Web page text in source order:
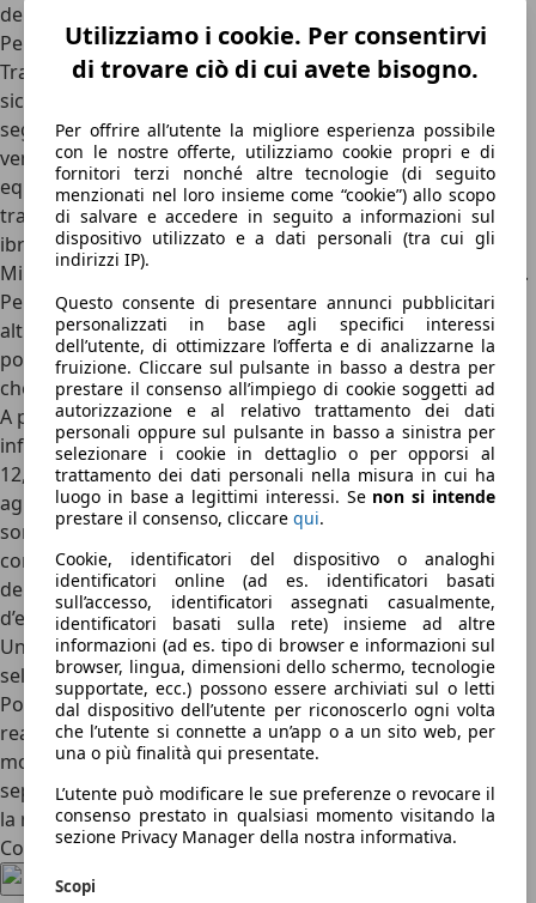
Utilizziamo i cookie. Per consentirvi
di trovare ciò di cui avete bisogno.
Per offrire all’utente la migliore esperienza possibile
con le nostre offerte, utilizziamo cookie propri e di
fornitori terzi nonché altre tecnologie (di seguito
menzionati nel loro insieme come “cookie”) allo scopo
di salvare e accedere in seguito a informazioni sul
dispositivo utilizzato e a dati personali (tra cui gli
indirizzi IP).
Questo consente di presentare annunci pubblicitari
personalizzati in base agli specifici interessi
dell’utente, di ottimizzare l’offerta e di analizzarne la
fruizione. Cliccare sul pulsante in basso a destra per
prestare il consenso all’impiego di cookie soggetti ad
autorizzazione e al relativo trattamento dei dati
personali oppure sul pulsante in basso a sinistra per
selezionare i cookie in dettaglio o per opporsi al
trattamento dei dati personali nella misura in cui ha
luogo in base a legittimi interessi. Se non si intende
prestare il consenso, cliccare qui.
Cookie, identificatori del dispositivo o analoghi
identificatori online (ad es. identificatori basati
sull’accesso, identificatori assegnati casualmente,
identificatori basati sulla rete) insieme ad altre
informazioni (ad es. tipo di browser e informazioni sul
browser, lingua, dimensioni dello schermo, tecnologie
supportate, ecc.) possono essere archiviati sul o letti
dal dispositivo dell’utente per riconoscerlo ogni volta
che l’utente si connette a un’app o a un sito web, per
una o più finalità qui presentate.
L’utente può modificare le sue preferenze o revocare il
consenso prestato in qualsiasi momento visitando la
sezione Privacy Manager della nostra informativa.
Scopi
dell’angolo cieco.
Perché scegliere la Qashqai e perché no
Tra i motivi per scegliere la nuova Nissan Qashqai ci sono
sicuramente la sua storia che lo pone come l’inventore del
segmento dei crossover, capace ancora dopo quasi
vent’anni di recitare la sua parte offrendo un giusto
equilibrio tra design sportivo, spazio interne e tecnologie
tra cui quelle di assistenza alla guida. Qashqai è solo
ibrido , anche se c’è una certa differenza tra iconsumidel
Mild Hybrid (6,2-7,1 l/100 km) e l’e-Power (5,1-5,3 l/100 km).
Per entrambe si distingue una buona guidabilità e
altrettanto comfort di marcia, con il vantaggio della
potenza maggiore e della maggiore reattività dell’e-Power
che si guida come un’elettrica.
A prescindere dalla motorizzazione, ilsistema di
infotainmentè all’avanguardia e lo schermo centrale da
12,3 pollici è ben organizzato e facile da gestire. Riguardo
agli ADAS, anche gli allestimenti basso e medio di gamma
sono già completi e utili a prevenire incidenti, anche i più
comuni (grazie all’evitamento automatico del sorpasso
della linea di carreggiata e della frenata automatica
d’emergenza).
Un cliente potrebbe declinare l’offerta Nissan del suobest
seller
trovando un po’ elevato ilprezzo delle versioni e-
Power , che superano di lancio i 40.000 euro, così come la
reale capacità del bagagliaio che sull’inedita
motorizzazione ibrida perde diversi litri. Il cambio CVT,
seppur migliorato, è ancora rumoroso quando si richiede
la massima potenza.
Condividi l'articolo